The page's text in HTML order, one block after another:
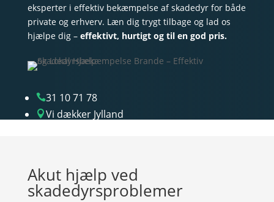
eksperter i effektiv bekæmpelse af skadedyr for både
private og erhverv. Læn dig trygt tilbage og lad os
hjælpe dig – effektivt, hurtigt og til en god pris.
31 10 71 78
Vi dækker Jylland
Akut hjælp ved
skadedyrsproblemer